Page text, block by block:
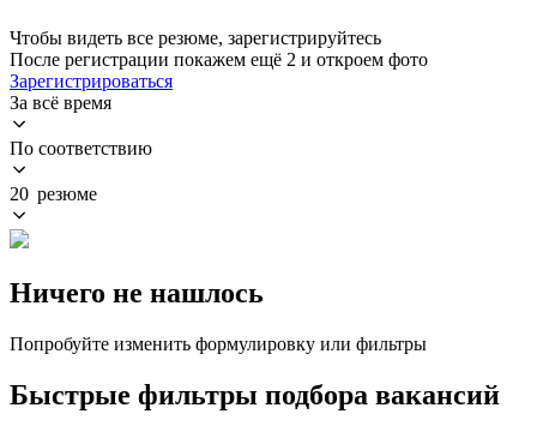
Чтобы видеть все резюме, зарегистрируйтесь
После регистрации покажем ещё 2 и откроем фото
Зарегистрироваться
За всё время
По соответствию
20 резюме
Ничего не нашлось
Попробуйте изменить формулировку или фильтры
Быстрые фильтры подбора вакансий